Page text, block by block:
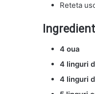
Reteta
4 oua
4 linguri
4 linguri